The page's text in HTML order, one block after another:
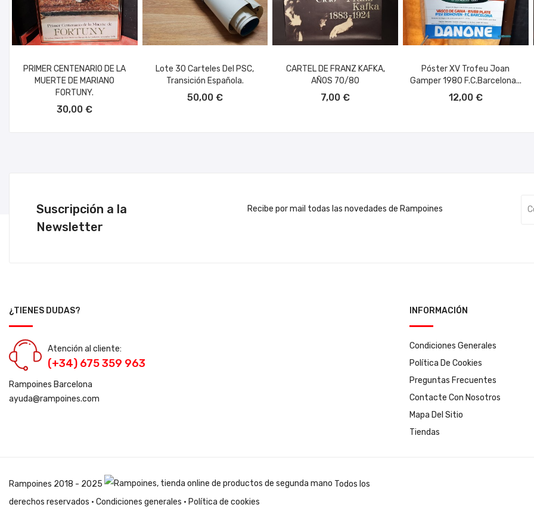
PRIMER CENTENARIO DE LA
MUERTE DE MARIANO
FORTUNY.
30,00 €
Lote 30 Carteles Del PSC,
Transición Española.
50,00 €
CARTEL DE FRANZ KAFKA,
AÑOS 70/80
7,00 €
Póster XV Trofeu Joan
Gamper 1980 F.C.Barcelona...
12,00 €
Suscripción a la
Newsletter
Recibe por mail todas las novedades de Rampoines
¿TIENES DUDAS?
Atención al cliente:
(+34) 675 359 963
Rampoines Barcelona
ayuda@rampoines.com
INFORMACIÓN
Condiciones Generales
Política De Cookies
Preguntas Frecuentes
Contacte Con Nosotros
Mapa Del Sitio
Tiendas
Rampoines 2018 - 2025
Todos los
derechos reservados · Condiciones generales · Política de cookies